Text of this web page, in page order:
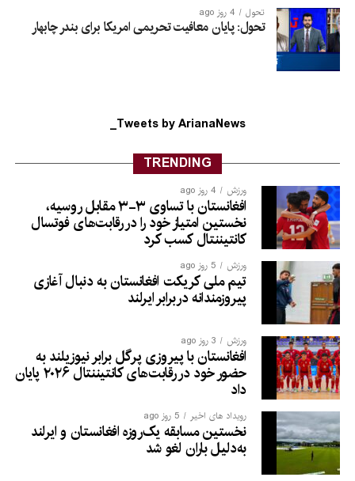
تحول 4 روز ago
تحول: پایان معافیت تحریمی امریکا برای بندر چابهار
Tweets by ArianaNews_
TRENDING
ورزش 4 روز ago
افغانستان با تساوی ۳-۳ مقابل روسیه،
نخستین امتیاز خود را در رقابت‌های فوتسال
کانتیننتال کسب کرد
ورزش 5 روز ago
تیم ملی کریکت افغانستان به دنبال آغازی
پیروزمندانه دربرابر ایرلند
ورزش 3 روز ago
افغانستان با پیروزی پرگل برابر نیوزیلند به
حضور خود در رقابت‌های کانتیننتال ۲۰۲۶ پایان
داد
رویداد های اخیر 5 روز ago
نخستین مسابقه یک‌روزه افغانستان و ایرلند
به‌دلیل باران لغو شد